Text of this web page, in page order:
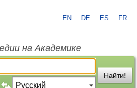
EN DE ES FR
на Академике
Найти!